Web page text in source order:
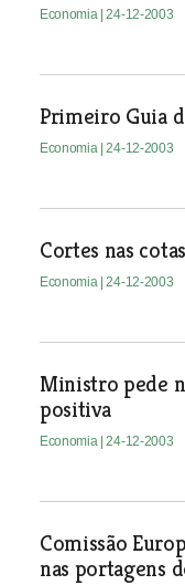
Economia | 24-12-2003
Primeiro Guia
Economia | 24-12-2003
Cortes nas
Economia | 24-12-2003
Ministro pede
positiva
Economia | 24-12-2003
Comissão
nas portagens